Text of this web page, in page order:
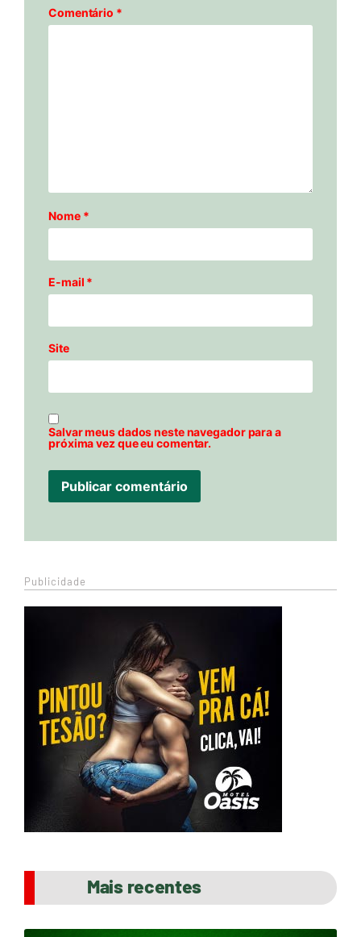
Comentário *
Nome *
E-mail *
Site
Salvar meus dados neste navegador para a
próxima vez que eu comentar.
Publicidade
Mais recentes